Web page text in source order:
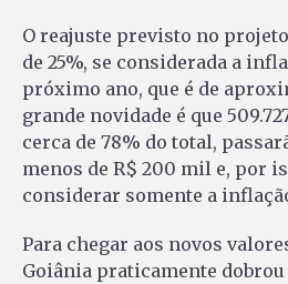
O reajuste previsto no
de 25%, se considerada a
próximo ano, que é de
grande novidade é que
cerca de 78% do total,
menos de R$ 200 mil e, por
considerar somente a
Para chegar aos novos
Goiânia praticamente dobrou